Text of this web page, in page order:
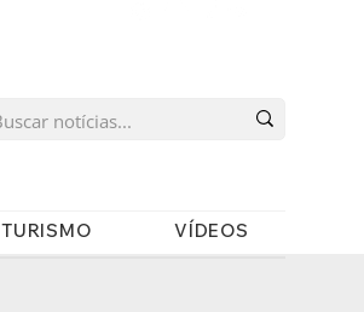
TURISMO VÍDEOS